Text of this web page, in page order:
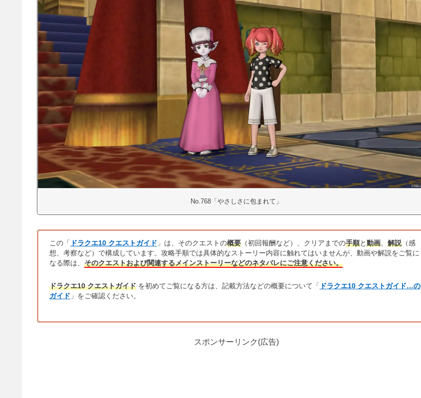
No.768「やさしさに包まれて」
この「 ドラクエ10 クエストガイド 」は、そのクエストの概要（初回報酬など）、クリアまでの手順と動画、 解説（感
想、考察など）で構成しています。攻略手順では具体的なストーリー内容に触れてはいませんが、動画や解説をご覧に
なる際は、 そのクエストおよび関連するメインストーリーなどのネタバレにご注意ください。
ドラクエ10 クエストガイドを初めてご覧になる方は、記載方法などの概要について「 ドラクエ10 クエストガイド…の
ガイド 」をご確認ください。
スポンサーリンク(広告)